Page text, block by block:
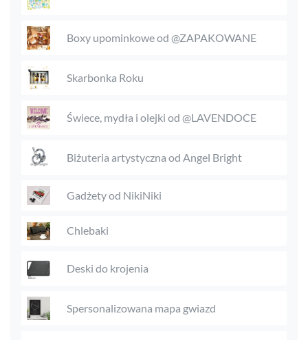
Boxy upominkowe od @ZAPAKOWANE
Skarbonka Roku
Świece, mydła i olejki od @LAVENDOCE
Biżuteria artystyczna od Angel Bright
Gadżety od NikiNiki
Chlebaki
Deski do krojenia
Spersonalizowana mapa gwiazd